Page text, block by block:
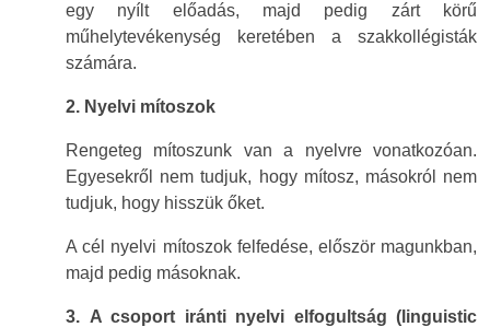
egy nyílt előadás, majd pedig zárt körű
műhelytevékenység keretében a szakkollégisták
számára.
2. Nyelvi mítoszok
Rengeteg mítoszunk van a nyelvre vonatkozóan.
Egyesekről nem tudjuk, hogy mítosz, másokról nem
tudjuk, hogy hisszük őket.
A cél nyelvi mítoszok felfedése, először magunkban,
majd pedig másoknak.
3. A csoport iránti nyelvi elfogultság (linguistic